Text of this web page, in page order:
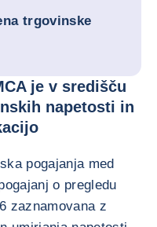
trgovinske
je v središču
napetosti in
pogajanja med
o pregledu
zaznamovana z